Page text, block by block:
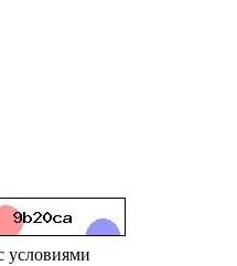
условиями